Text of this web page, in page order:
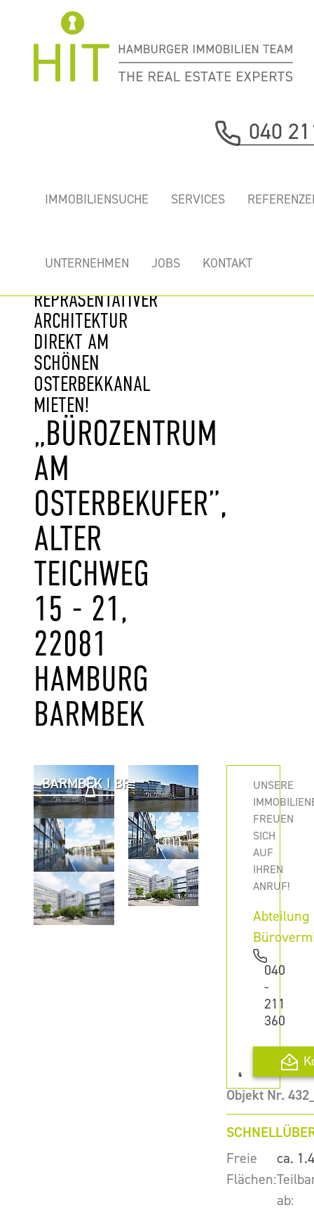
040
IMMOBILIENSUCHE SERVICES
UNTERNEHMEN JOBS KONTAKT
„BÜROZENTRUM
MODERNE BÜROS
REPRÄSENTATIVER
ARCHITEKTUR
DIREKT AM
SCHÖNEN
OSTERBEKKANAL
MIETEN!
„BÜROZENTRUM
AM
OSTERBEKUFER”,
ALTER
TEICHWEG
15 - 21,
22081
HAMBURG
BARMBEK
BARMBEK I BRAMFELD
UNSERE
FREUEN
SICH
AUF
IHREN
ANRUF!
Abteilung
040
-
211
360
Objekt Nr.
Freie
Flächen:
ca.
ab: